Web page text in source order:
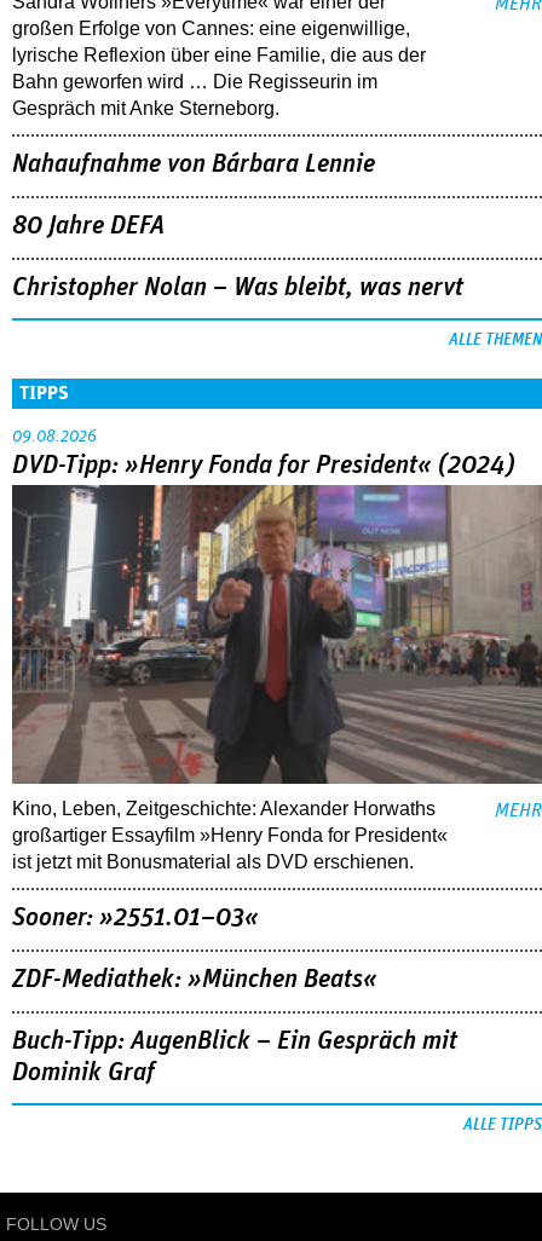
großen Erfolge von Cannes: eine eigenwillige,
lyrische Reflexion über eine ­Familie, die aus der
Bahn geworfen wird … Die Regisseurin im
Gespräch mit Anke Sterneborg.
Nahaufnahme von Bárbara Lennie
80 Jahre DEFA
Christopher Nolan – Was bleibt, was nervt
ALLE THEMEN
TIPPS
09.08.2026
DVD-Tipp: »Henry Fonda for President« (2024)
Kino, Leben, Zeitgeschichte: Alexander Horwaths
großartiger Essayfilm »Henry Fonda for President«
ist jetzt mit Bonusmaterial als DVD erschienen.
MEHR
Sooner: »2551.01–03«
ZDF-Mediathek: »München Beats«
Buch-Tipp: AugenBlick – Ein Gespräch mit
Dominik Graf
ALLE TIPPS
FOLLOW US